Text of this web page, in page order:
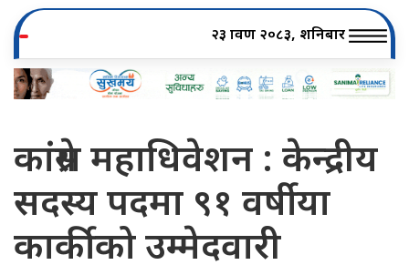
२३ श्रावण २०८३, शनिबार
कांग्रेस महाधिवेशन : केन्द्रीय
सदस्य पदमा ९१ वर्षीया
कार्कीको उम्मेदवारी